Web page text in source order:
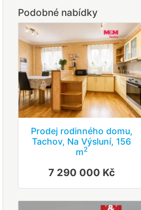
Podobné nabídky
Prodej rodinného domu,
Tachov, Na Výsluní, 156
m2
7 290 000 Kč